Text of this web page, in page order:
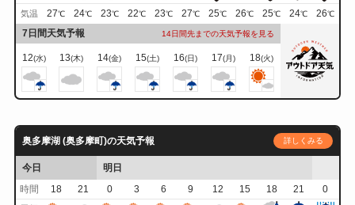
気温 27℃ 24℃ 23℃ 22℃ 23℃ 27℃ 25℃ 26℃ 25℃ 24℃ 26℃
7日間天気予報 14日間先までの天気予報を見る
12(水) 13(木) 14(金) 15(土) 16(日) 17(月) 18(火)
奥多摩湖 (奥多摩町)の天気予報 詳しくみる
今日
明日
時間
18 21 0 3 6 9 12 15 18 21
0